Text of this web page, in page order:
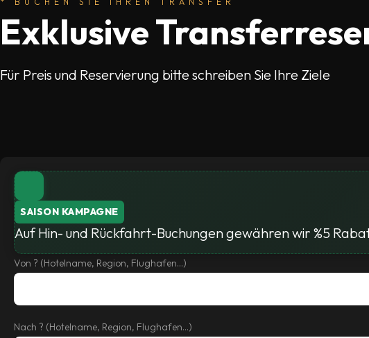
Exklusive
Für Preis und Reservierung bitte schreiben Sie Ihre Ziele
SAISON KAMPAGNE
Auf Hin- und Rückfahrt-Buchungen gewähren wir %5
Von ? (Hotelname, Region, Flughafen...)
Nach ? (Hotelname, Region, Flughafen...)